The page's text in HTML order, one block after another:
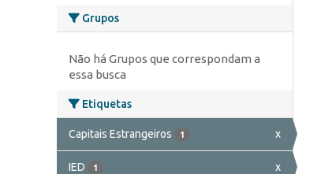
Grupos
Não há Grupos que correspondam a
essa busca
Etiquetas
Capitais Estrangeiros 1 x
IED 1 x